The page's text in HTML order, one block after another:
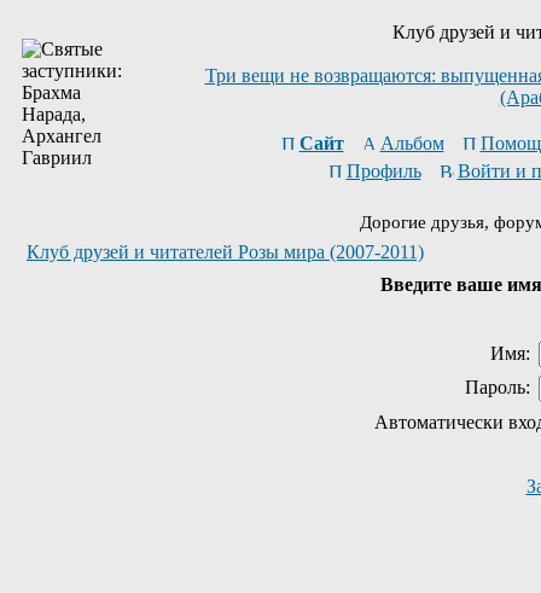
Клуб друзей и
Три вещи не возвращаются:
Сайт Альбом
Профиль
Войти и
Дорогие друзья,
Клуб друзей и читателей Розы мира (2007-2011)
Введите ваше
Имя:
Пароль:
Автоматически